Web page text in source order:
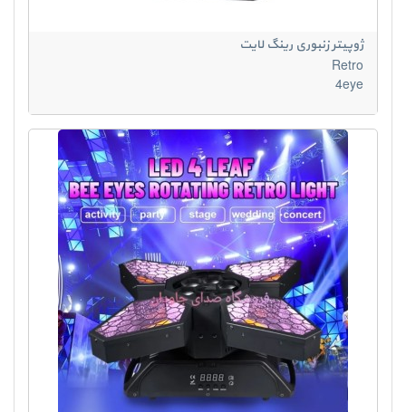
ژوپیتر زنبوری رینگ لایت
Retro
4eye